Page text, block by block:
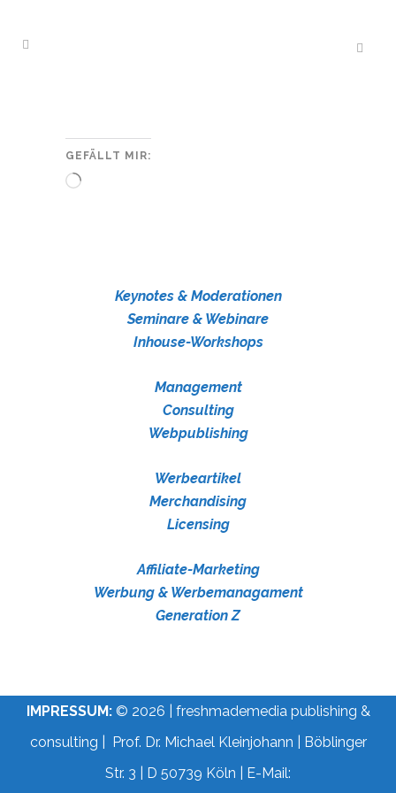
GEFÄLLT MIR:
Wird
Keynotes & Moderationen
Seminare & Webinare
Inhouse-Workshops
Management
Consulting
Webpublishing
Werbeartikel
Merchandising
Licensing
Affiliate-Marketing
Werbung & Werbemanagament
Generation Z
IMPRESSUM:© 2026 | freshmademedia publishing &
consulting | Prof. Dr. Michael Kleinjohann | Böblinger
Str. 3 | D 50739 Köln | E-Mail: